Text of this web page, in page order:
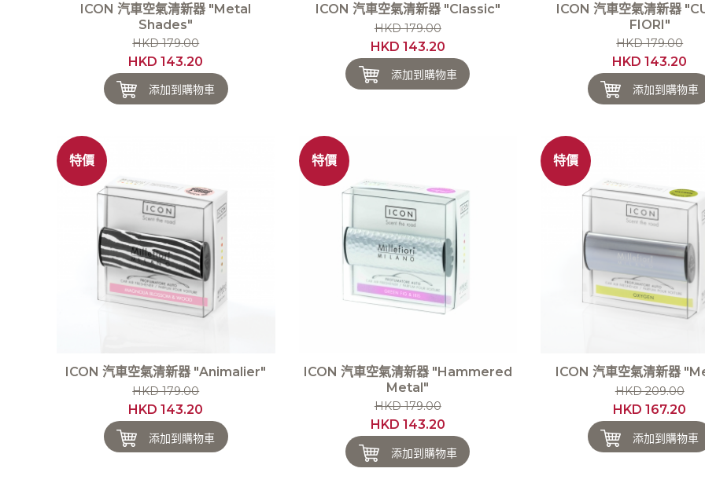
ICON 汽車空氣清新器 "Metal
Shades"
HKD 179.00
HKD 143.20
添加到購物車
ICON 汽車空氣清新器 "Classic"
HKD 179.00
HKD 143.20
添加到購物車
ICON 汽車空氣清新器
FIORI"
HKD 179.00
HKD 143.20
添加到購物車
特價
ICON 汽車空氣清新器 "Animalier"
HKD 179.00
HKD 143.20
添加到購物車
特價
ICON 汽車空氣清新器 "Hammered
Metal"
HKD 179.00
HKD 143.20
添加到購物車
特價
ICON 汽車空氣清新器
HKD 209.00
HKD 167.20
添加到購物車